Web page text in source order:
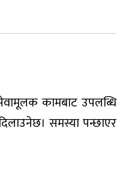
कामबाट उपलब्धि
समस्या पन्छाएर